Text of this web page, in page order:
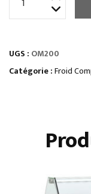
droit
froid
UGS : OM200
Catégorie :Froid